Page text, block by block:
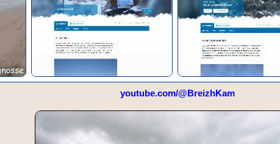
youtube.com/@BreizhKam